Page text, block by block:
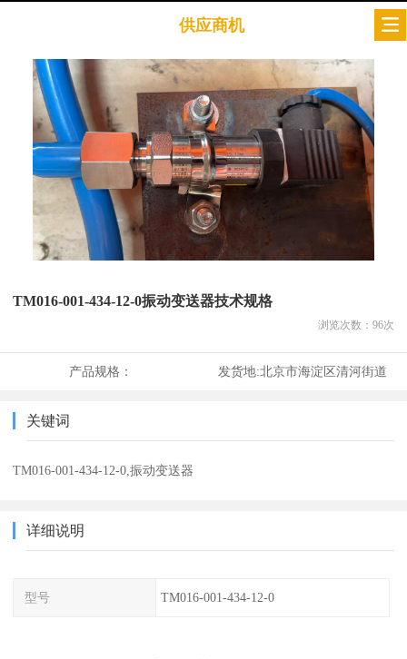
供应商机
TM016-001-434-12-0振动变送器技术规格
浏览次数： 96次
产品规格： 发货地:北京市海淀区清河街道
关键词
TM016-001-434-12-0,振动变送器
详细说明
型号 TM016-001-434-12-0